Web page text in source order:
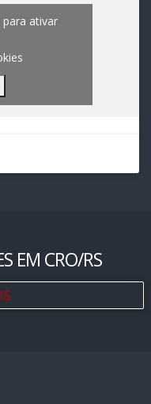
ativar
EM CRO/RS